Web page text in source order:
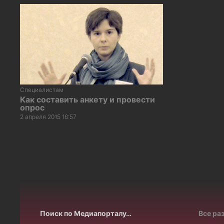
Специалистам
Как составить анкету и провести
опрос
2 апреля 2015 16:57
Поиск по Медиапорталу… Все